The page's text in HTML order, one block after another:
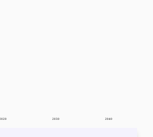
2020 2030 2040